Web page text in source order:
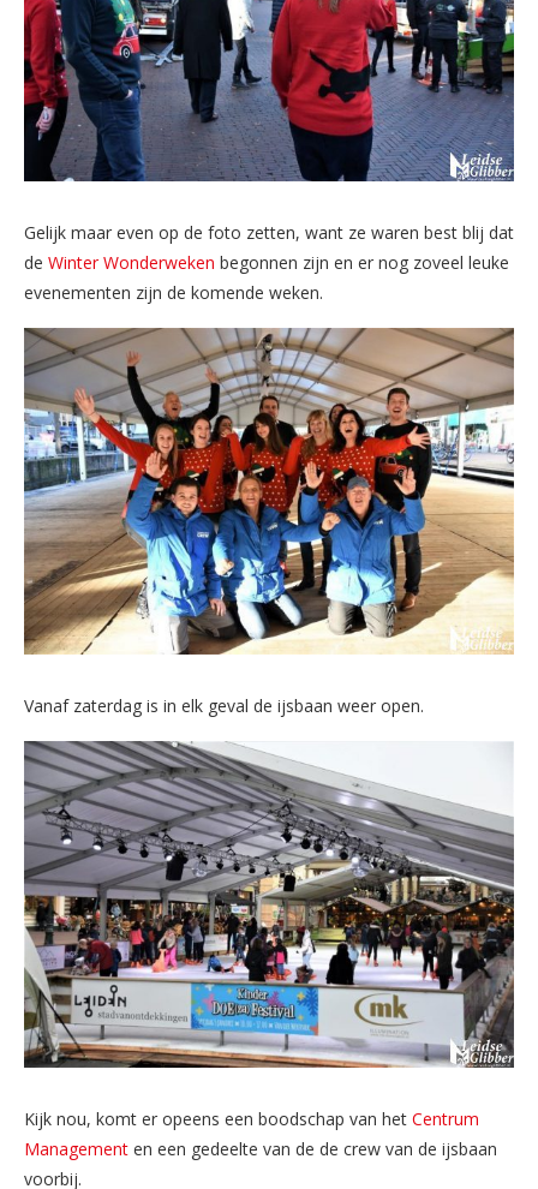
Gelijk maar even op de foto zetten, want ze waren best blij dat
de Winter Wonderweken begonnen zijn en er nog zoveel leuke
evenementen zijn de komende weken.
Vanaf zaterdag is in elk geval de ijsbaan weer open.
Kijk nou, komt er opeens een boodschap van het Centrum
Management en een gedeelte van de de crew van de ijsbaan
voorbij.